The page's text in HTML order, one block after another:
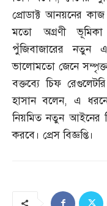
প্রোডাক্ট আনয়নের
মতো অগ্রণী ভূমিকা
পুঁজিবাজারের নতুন
ভালোমতো জেনে
বক্তব্যে চিফ
হাসান বলেন, এ
নিয়মিত নতুন আইনের
করবে। প্রেস বিজ্ঞপ্তি।